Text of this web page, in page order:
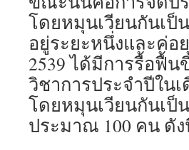
โดยหมุนเวียนกันเป็
อยู่ระยะหนึ่งและค่อ
2539 ได้มีการรื้อฟื้
วิชาการประจำปีใน
โดยหมุนเวียนกันเป็
ประมาณ 100 คน ดั